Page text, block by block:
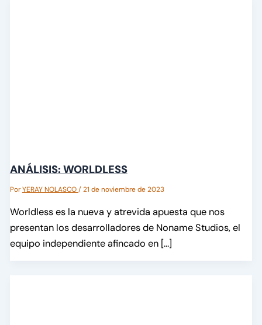
ANÁLISIS: WORLDLESS
PorYERAY NOLASCO/21 de noviembre de 2023
Worldless es la nueva y atrevida apuesta que nos
presentan los desarrolladores de Noname Studios, el
equipo independiente afincado en […]